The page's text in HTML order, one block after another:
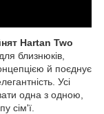
Hartan Two
близнюків,
й поєднує
Усі
одна з одною,
сім'ї.